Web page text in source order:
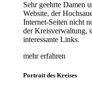
Sehr geehrte Damen
Website, der
Internet-Seiten nicht
der Kreisverwaltung,
interessante Links.
mehr erfahren
Portrait des Kreises